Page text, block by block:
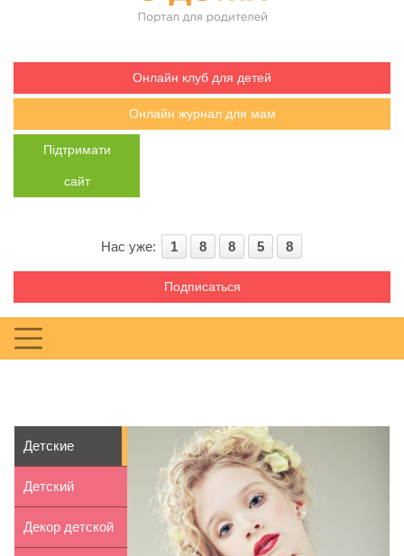
Онлайн клуб для детей
Онлайн журнал для мам
Підтримати
сайт
Нас уже: 1 8 8 5 8
Подписаться
Детские
конкурсы
красоты: вред
Детский
сколиоз:
Декор детской